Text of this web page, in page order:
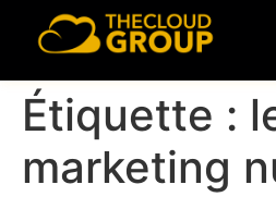
principal
Étiquette :
marketing